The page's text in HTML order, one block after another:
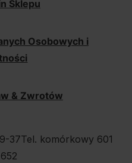
Sklepu
Osobowych i
& Zwrotów
37Tel. komórkowy 601